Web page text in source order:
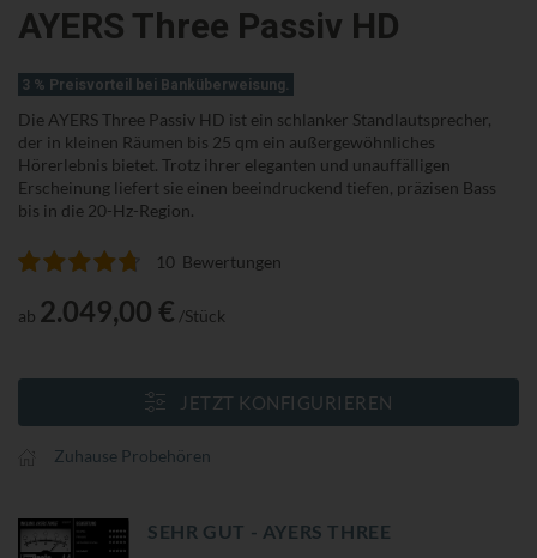
AYERS Three Passiv HD
3 % Preisvorteil bei Banküberweisung.
Die AYERS Three Passiv HD ist ein schlanker Standlautsprecher,
der in kleinen Räumen bis 25 qm ein außergewöhnliches
Hörerlebnis bietet. Trotz ihrer eleganten und unauffälligen
Erscheinung liefert sie einen beeindruckend tiefen, präzisen Bass
bis in die 20-Hz-Region.
Bewertung: 10 Bewertungen
ab 2.049,00 € /Stück
JETZT KONFIGURIEREN
Zuhause Probehören
SEHR GUT - AYERS THREE